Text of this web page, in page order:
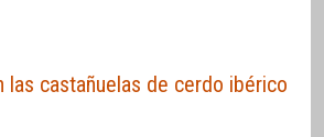
las castañuelas de cerdo ibérico